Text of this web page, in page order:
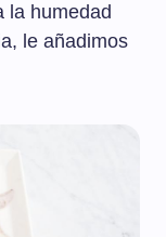
la humedad
le añadimos